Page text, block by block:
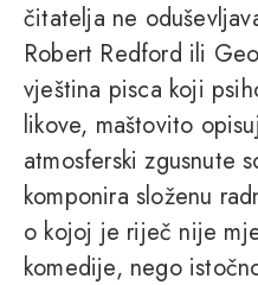
čitatelja ne
Robert Redford ili
vještina pisca koji
likove, maštovito
atmosferski zgusnute
komponira složenu
o kojoj je riječ nije
komedije, nego